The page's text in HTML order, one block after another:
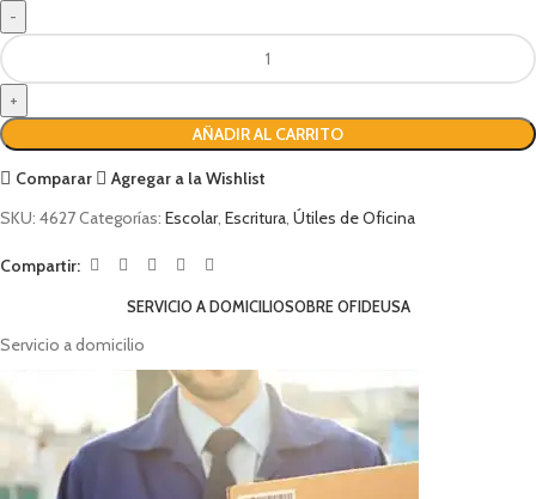
AÑADIR AL CARRITO
Comparar
Agregar a la Wishlist
SKU: 4627Categorías: Escolar, Escritura, Útiles de Oficina
Compartir:
SERVICIO A DOMICILIOSOBRE OFIDEUSA
Servicio a domicilio